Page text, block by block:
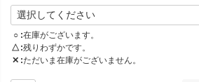
○ 在庫がございます。
△ 残りわずかです。
✕ ただいま在庫がございません。